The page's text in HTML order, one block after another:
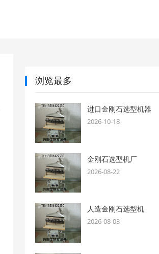
浏览最多
进口金刚石选型机器
2026-10-18
金刚石选型机厂
2026-08-22
人造金刚石选型机
2026-08-03